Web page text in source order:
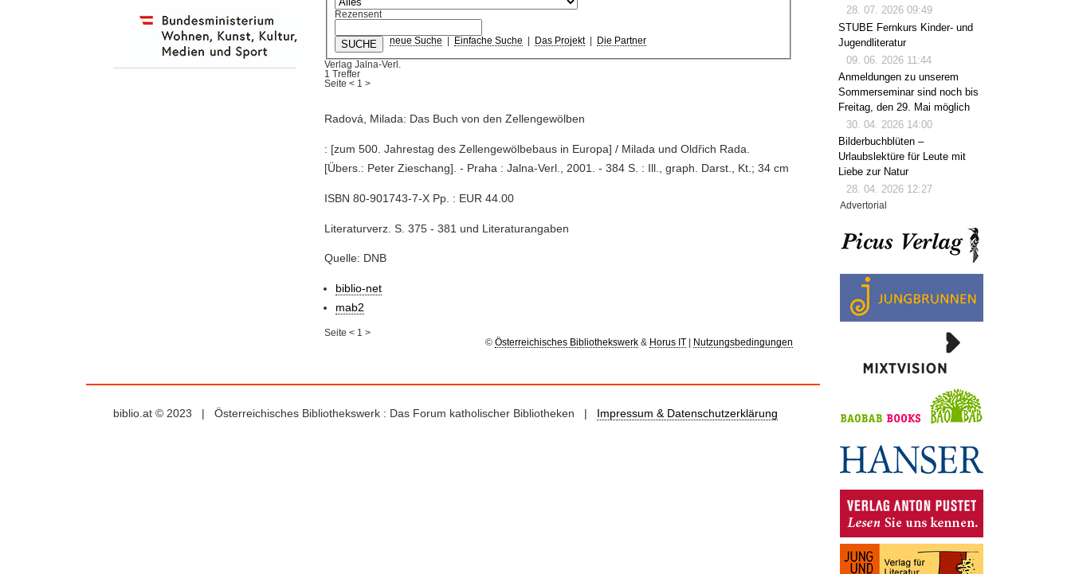
Rezensent
neue Suche Einfache Suche Das Projekt| Die Partner
Verlag Jalna-Verl.
1 Treffer
Seite< 1 >
Radová, Milada: Das Buch von den Zellengewölben
: [zum 500. Jahrestag des Zellengewölbebaus in Europa] / Milada und Oldřich Rada.
[Übers.: Peter Zieschang]. - Praha : Jalna-Verl., 2001. - 384 S. : Ill., graph. Darst., Kt.; 34 cm
ISBN 80-901743-7-X Pp. : EUR 44.00
Literaturverz. S. 375 - 381 und Literaturangaben
Quelle: DNB
biblio-net
mab2
Seite< 1 >
© Österreichisches Bibliothekswerk& Horus IT| Nutzungsbedingungen
biblio.at © 2023 | Österreichisches Bibliothekswerk : Das Forum katholischer Bibliotheken | Impressum & Datenschutzerklärung
28. 07. 2026 09:49
STUBE Fernkurs Kinder- und
Jugendliteratur
09. 06. 2026 11:44
Anmeldungen zu unserem
Sommerseminar sind noch bis
Freitag, den 29. Mai möglich
30. 04. 2026 14:00
Bilderbuchblüten –
Urlaubslektüre für Leute mit
Liebe zur Natur
28. 04. 2026 12:27
Advertorial